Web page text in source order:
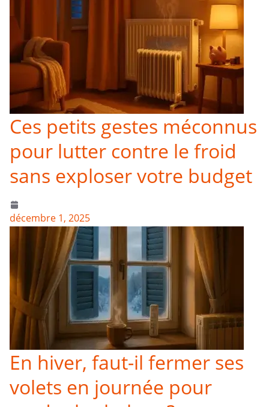
Ces petits gestes méconnus
pour lutter contre le froid
sans exploser votre budget
décembre 1, 2025
En hiver, faut-il fermer ses
volets en journée pour